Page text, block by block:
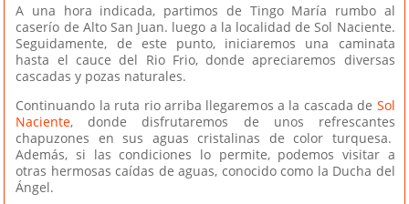
A una hora indicada, partimos de Tingo María rumbo al
caserío de Alto San Juan. luego a la localidad de Sol Naciente.
Seguidamente, de este punto, iniciaremos una caminata
hasta el cauce del Rio Frio, donde apreciaremos diversas
cascadas y pozas naturales.
Continuando la ruta rio arriba llegaremos a la cascada de Sol
Naciente, donde disfrutaremos de unos refrescantes
chapuzones en sus aguas cristalinas de color turquesa.
Además, si las condiciones lo permite, podemos visitar a
otras hermosas caídas de aguas, conocido como la Ducha del
Ángel.